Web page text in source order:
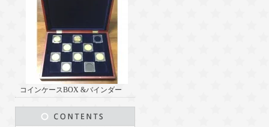
コインケースBOX &バインダー